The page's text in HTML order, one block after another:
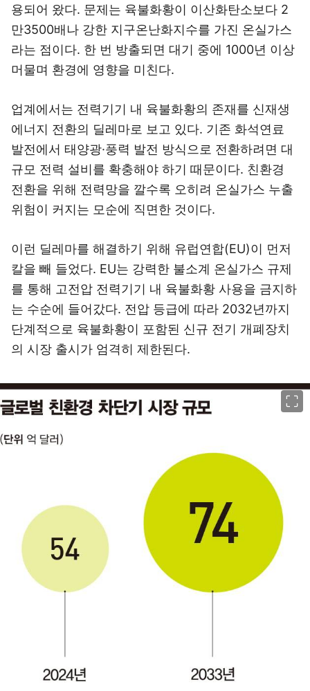
용되어 왔다. 문제는 육불화황이 이산화탄소보다 2
만3500배나 강한 지구온난화지수를 가진 온실가스
라는 점이다. 한 번 방출되면 대기 중에 1000년 이상
머물며 환경에 영향을 미친다.
업계에서는 전력기기 내 육불화황의 존재를 신재생
에너지 전환의 딜레마로 보고 있다. 기존 화석연료
발전에서 태양광·풍력 발전 방식으로 전환하려면 대
규모 전력 설비를 확충해야 하기 때문이다. 친환경
전환을 위해 전력망을 깔수록 오히려 온실가스 누출
위험이 커지는 모순에 직면한 것이다.
이런 딜레마를 해결하기 위해 유럽연합(EU)이 먼저
칼을 빼 들었다. EU는 강력한 불소계 온실가스 규제
를 통해 고전압 전력기기 내 육불화황 사용을 금지하
는 수순에 들어갔다. 전압 등급에 따라 2032년까지
단계적으로 육불화황이 포함된 신규 전기 개폐장치
의 시장 출시가 엄격히 제한된다.